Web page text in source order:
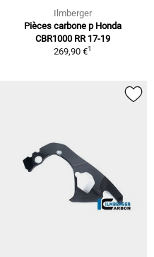
Ilmberger
Pièces carbone p Honda
CBR1000 RR 17-19
269,90 €1